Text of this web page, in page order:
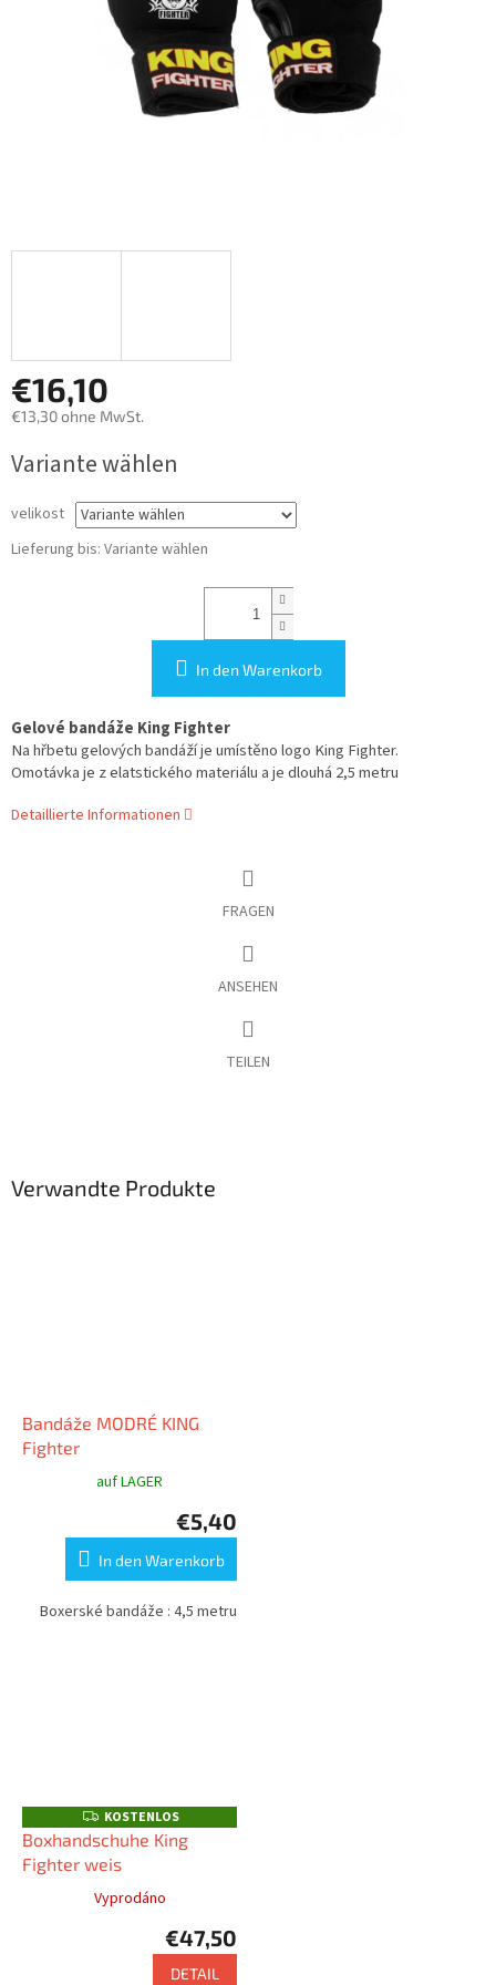
€16,10
€13,30 ohne MwSt.
Variante wählen
velikost
Lieferung bis: Variante wählen
In den Warenkorb
Gelové bandáže King Fighter
Na hřbetu gelových bandáží je umístěno logo King Fighter.
Omotávka je z elatstického materiálu a je dlouhá 2,5 metru
Detaillierte Informationen
FRAGEN
ANSEHEN
TEILEN
Verwandte Produkte
Bandáže MODRÉ KING
Fighter
auf LAGER
€5,40
In den Warenkorb
Boxerské bandáže : 4,5 metru
K
O
S
T
N
L
KOSTENLOS
Boxhandschuhe King
Fighter weis
Vyprodáno
€47,50
DETAIL